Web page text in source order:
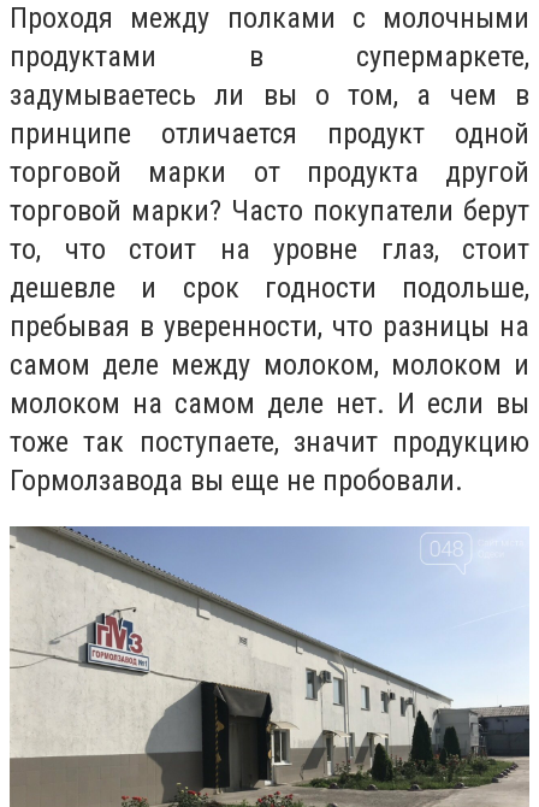
Проходя между полками с молочными
продуктами в супермаркете,
задумываетесь ли вы о том, а чем в
принципе отличается продукт одной
торговой марки от продукта другой
торговой марки? Часто покупатели берут
то, что стоит на уровне глаз, стоит
дешевле и срок годности подольше,
пребывая в уверенности, что разницы на
самом деле между молоком, молоком и
молоком на самом деле нет. И если вы
тоже так поступаете, значит продукцию
Гормолзавода вы еще не пробовали.